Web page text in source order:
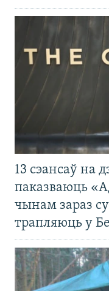
13 сэансаў на
паказваюць
чынам зараз
трапляюць у